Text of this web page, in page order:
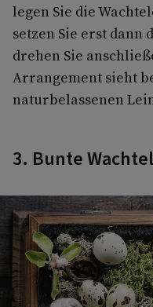
legen Sie die
setzen Sie erst dann
drehen Sie
Arrangement sieht
naturbelassenen
3. Bunte